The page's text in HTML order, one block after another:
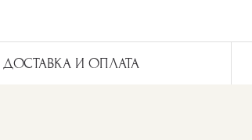
ДОСТАВКА И ОПЛАТА